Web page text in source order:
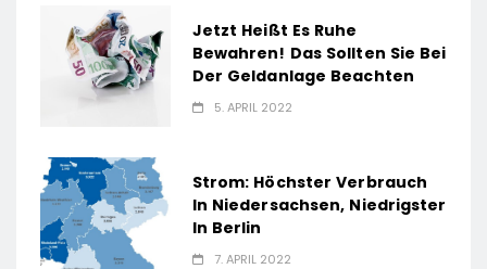
Jetzt Heißt Es Ruhe
Bewahren! Das Sollten Sie Bei
Der Geldanlage Beachten
5. APRIL 2022
Strom: Höchster Verbrauch
In Niedersachsen, Niedrigster
In Berlin
7. APRIL 2022